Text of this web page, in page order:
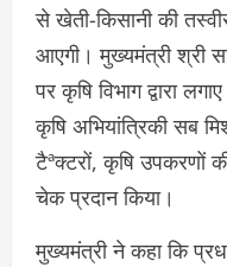
से खेती-किसानी की
आएगी। मुख्यमंत्री श्री
पर कृषि विभाग द्वारा
कृषि अभियांत्रिकी सब
टैªक्टरों, कृषि उपकरणों
चेक प्रदान किया।
मुख्यमंत्री ने कहा कि